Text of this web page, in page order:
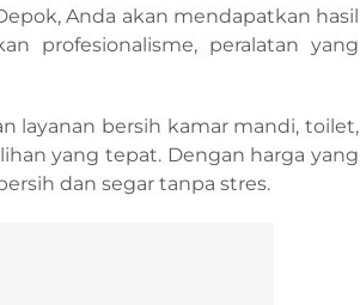
Anda akan mendapatkan hasil
profesionalisme, peralatan yang
layanan bersih kamar mandi, toilet,
yang tepat. Dengan harga yang
dan segar tanpa stres.